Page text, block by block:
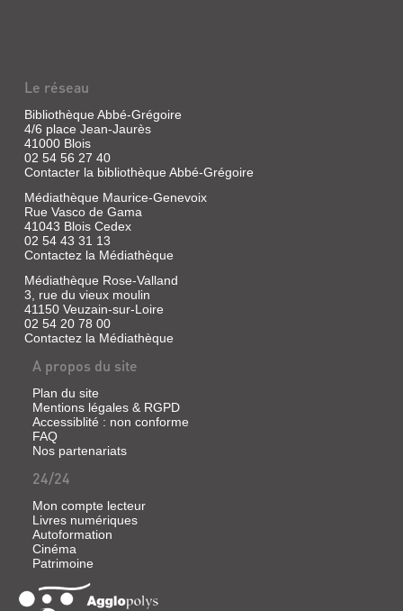
Le réseau
Bibliothèque Abbé-Grégoire
4/6 place Jean-Jaurès
41000 Blois
02 54 56 27 40
Contacter la bibliothèque Abbé-Grégoire
Médiathèque Maurice-Genevoix
Rue Vasco de Gama
41043 Blois Cedex
02 54 43 31 13
Contactez la Médiathèque
Médiathèque Rose-Valland
3, rue du vieux moulin
41150 Veuzain-sur-Loire
02 54 20 78 00
Contactez la Médiathèque
A propos du site
Plan du site
Mentions légales & RGPD
Accessiblité : non conforme
FAQ
Nos partenariats
24/24
Mon compte lecteur
Livres numériques
Autoformation
Cinéma
Patrimoine